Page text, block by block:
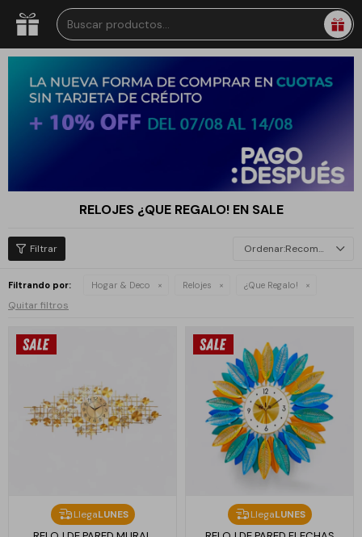
RELOJES ¿QUE REGALO! EN SALE
Recomendados
Filtrando por: Hogar & Deco Relojes ¿Que Regalo!
Quitar filtros
LlegaLUNES LlegaLUNES